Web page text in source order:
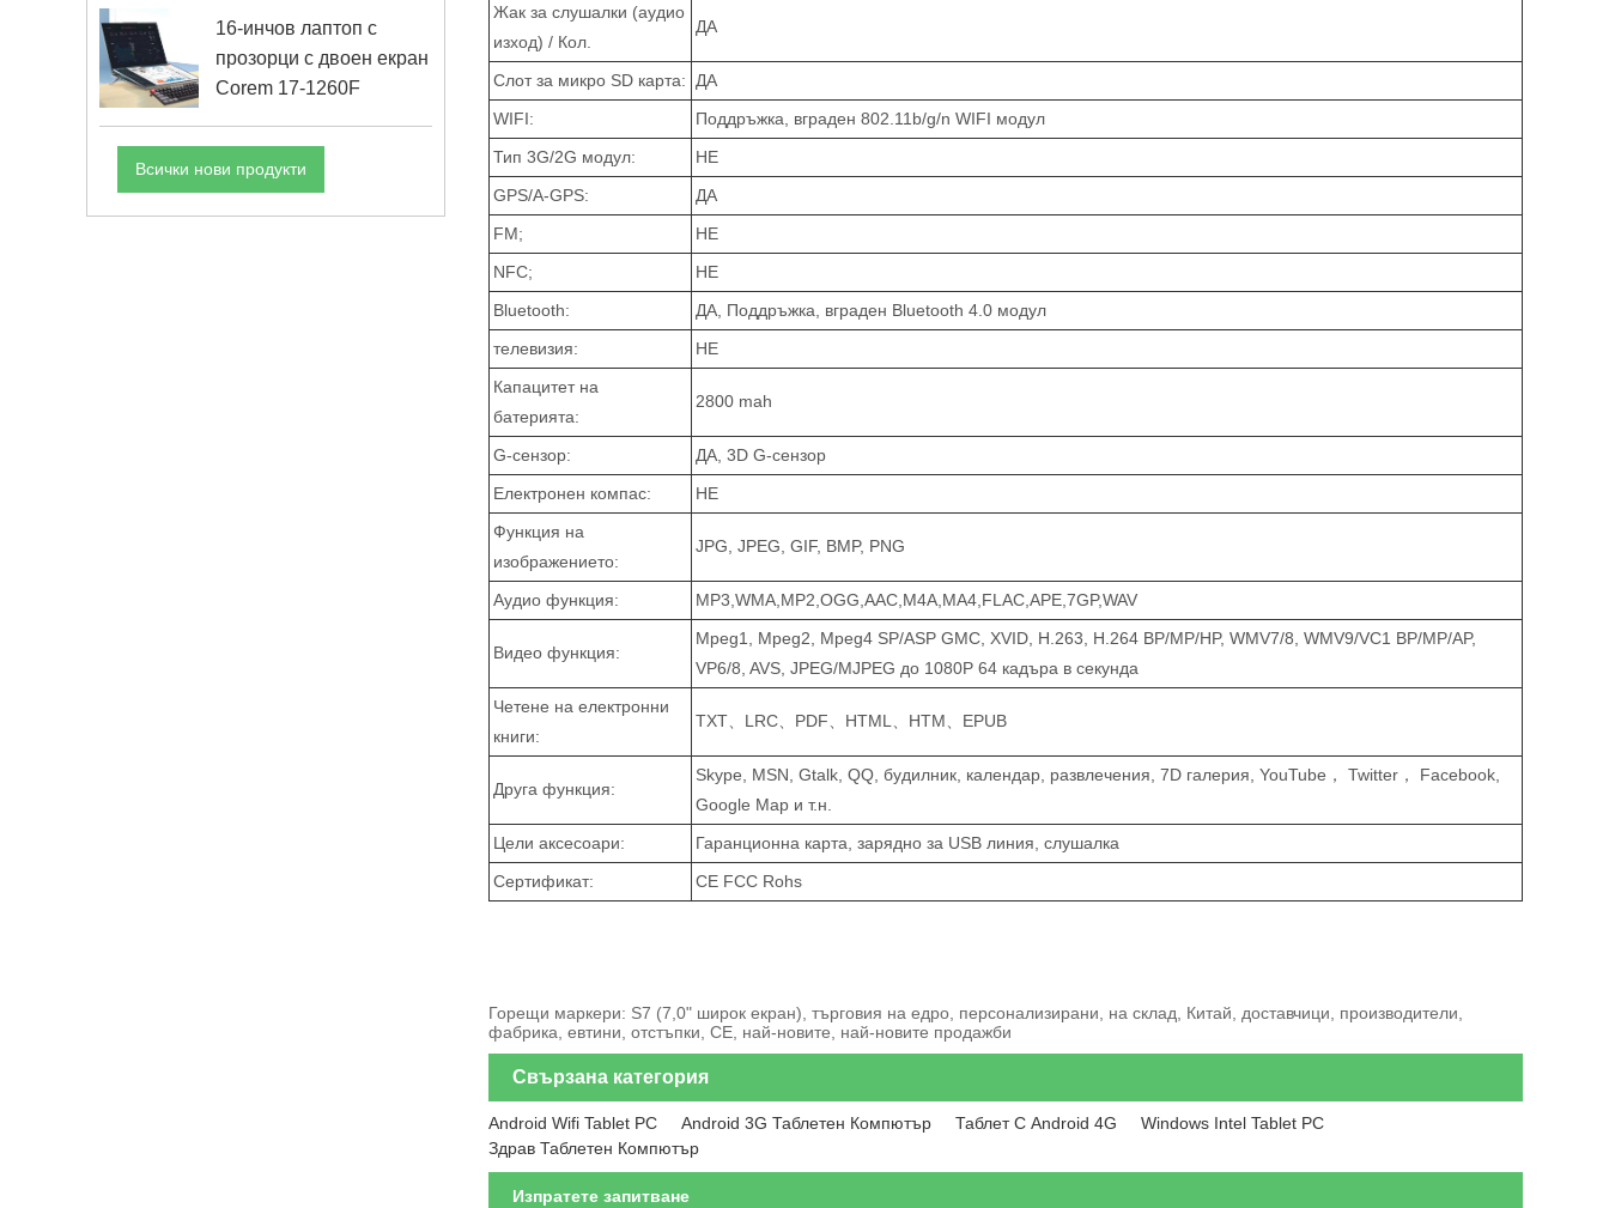
16-инчов лаптоп с
прозорци с двоен екран
Corem 17-1260F
Всички нови продукти
Жак за слушалки (аудио
изход) / Кол.
ДА
Слот за микро SD карта:
ДА
WIFI:
Поддръжка, вграден 802.11b/g/n WIFI модул
Тип 3G/2G модул:
НЕ
GPS/A-GPS:
ДА
FM;
НЕ
NFC;
НЕ
Bluetooth:
ДА, Поддръжка, вграден Bluetooth 4.0 модул
телевизия:
НЕ
Капацитет на
батерията:
2800 mah
G-сензор:
ДА, 3D G-сензор
Електронен компас:
НЕ
Функция на
изображението:
JPG, JPEG, GIF, BMP, PNG
Аудио функция: MP3,WMA,MP2,OGG,AAC,M4A,MA4,FLAC,APE,7GP,WAV
Видео функция:
Mpeg1, Mpeg2, Mpeg4 SP/ASP GMC, XVID, H.263, H.264 BP/MP/HP, WMV7/8, WMV9/VC1 BP/MP/AP,
VP6/8, AVS, JPEG/MJPEG до 1080P 64 кадъра в секунда
Четене на електронни
книги:
TXT、LRC、PDF、HTML、HTM、EPUB
Друга функция:
Skype, MSN, Gtalk, QQ, будилник, календар, развлечения, 7D галерия, YouTube， Twitter， Facebook,
Google Map и т.н.
Цели аксесоари:
Гаранционна карта, зарядно за USB линия, слушалка
Сертификат:
CE FCC Rohs
Горещи маркери: S7 (7,0" широк екран), търговия на едро, персонализирани, на склад, Китай, доставчици, производители,
фабрика, евтини, отстъпки, CE, най-новите, най-новите продажби
Свързана категория
Android Wifi Tablet PC Android 3G Таблетен Компютър Таблет С Android 4G
Windows Intel Tablet PC
Здрав Таблетен Компютър
Изпратете запитване